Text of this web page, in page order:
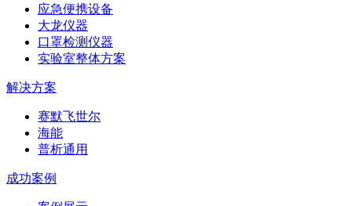
应急便携设备
大龙仪器
口罩检测仪器
实验室整体方案
解决方案
赛默飞世尔
海能
普析通用
成功案例